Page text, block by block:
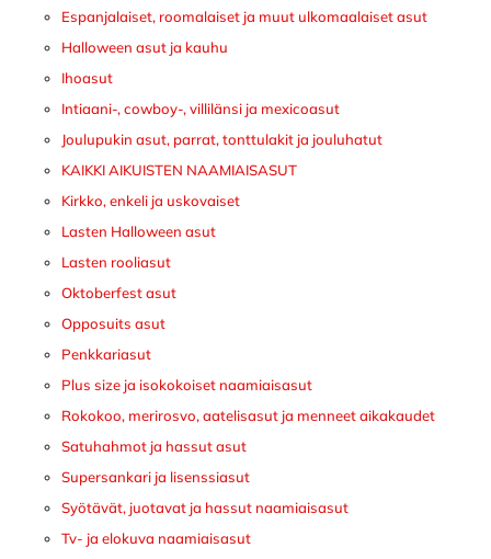
Espanjalaiset, roomalaiset ja muut ulkomaalaiset asut
Halloween asut ja kauhu
Ihoasut
Intiaani-, cowboy-, villilänsi ja mexicoasut
Joulupukin asut, parrat, tonttulakit ja jouluhatut
KAIKKI AIKUISTEN NAAMIAISASUT
Kirkko, enkeli ja uskovaiset
Lasten Halloween asut
Lasten rooliasut
Oktoberfest asut
Opposuits asut
Penkkariasut
Plus size ja isokokoiset naamiaisasut
Rokokoo, merirosvo, aatelisasut ja menneet aikakaudet
Satuhahmot ja hassut asut
Supersankari ja lisenssiasut
Syötävät, juotavat ja hassut naamiaisasut
Tv- ja elokuva naamiaisasut